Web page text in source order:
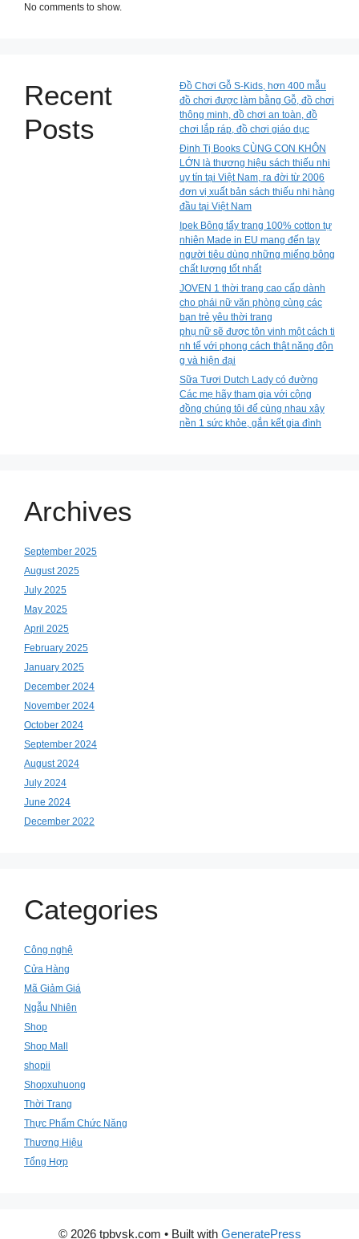
No comments to show.
Recent
Posts
Đồ Chơi Gỗ S-Kids, hơn 400 mẫu
đồ chơi được làm bằng Gỗ, đồ chơi
thông minh, đồ chơi an toàn, đồ
chơi lắp ráp, đồ chơi giáo dục
Đinh Tị Books CÙNG CON KHÔN
LỚN là thương hiệu sách thiếu nhi
uy tín tại Việt Nam, ra đời từ 2006
đơn vị xuất bản sách thiếu nhi hàng
đầu tại Việt Nam
Ipek Bông tẩy trang 100% cotton tự
nhiên Made in EU mang đến tay
người tiêu dùng những miếng bông
chất lượng tốt nhất
JOVEN 1 thời trang cao cấp dành
cho phái nữ văn phòng cùng các
bạn trẻ yêu thời trang
phụ nữ sẽ được tôn vinh một cách ti
nh tế với phong cách thật năng độn
g và hiện đại
Sữa Tươi Dutch Lady có đường
Các mẹ hãy tham gia với cộng
đồng chúng tôi để cùng nhau xây
nền 1 sức khỏe, gắn kết gia đình
Archives
September 2025
August 2025
July 2025
May 2025
April 2025
February 2025
January 2025
December 2024
November 2024
October 2024
September 2024
August 2024
July 2024
June 2024
December 2022
Categories
Công nghệ
Cửa Hàng
Mã Giảm Giá
Ngẫu Nhiên
Shop
Shop Mall
shopii
Shopxuhuong
Thời Trang
Thực Phẩm Chức Năng
Thương Hiệu
Tổng Hợp
© 2026 tpbvsk.com • Built with GeneratePress